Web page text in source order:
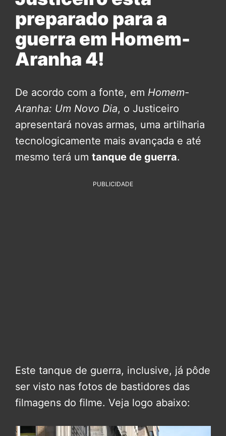
preparado para a
guerra em Homem-
Aranha 4!
De acordo com a fonte, em Homem-
Aranha: Um Novo Dia, o Justiceiro
apresentará novas armas, uma artilharia
tecnologicamente mais avançada e até
mesmo terá um tanque de guerra.
PUBLICIDADE
Este tanque de guerra, inclusive, já pôde
ser visto nas fotos de bastidores das
filmagens do filme. Veja logo abaixo: